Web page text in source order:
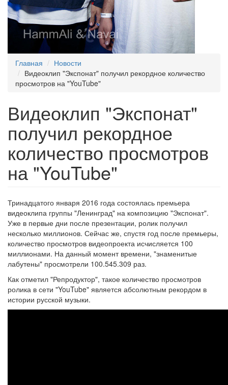
Главная
Новости
Видеоклип "Экспонат" получил рекордное количество
просмотров на "YouTube"
Видеоклип "Экспонат"
получил рекордное
количество просмотров
на "YouTube"
Тринадцатого января 2016 года состоялась премьера
видеоклипа группы "Ленинград" на композицию "Экспонат".
Уже в первые дни после презентации, ролик получил
несколько миллионов. Сейчас же, спустя год после премьеры,
количество просмотров видеопроекта исчисляется 100
миллионами. На данный момент времени, "знаменитые
лабутены" просмотрели 100.545.309 раз.
Как отметил "Репродуктор", такое количество просмотров
ролика в сети "YouTube" является абсолютным рекордом в
истории русской музыки.